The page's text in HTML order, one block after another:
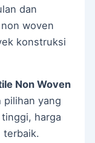
dan
woven
konstruksi
Non Woven
pilihan yang
harga
terbaik.